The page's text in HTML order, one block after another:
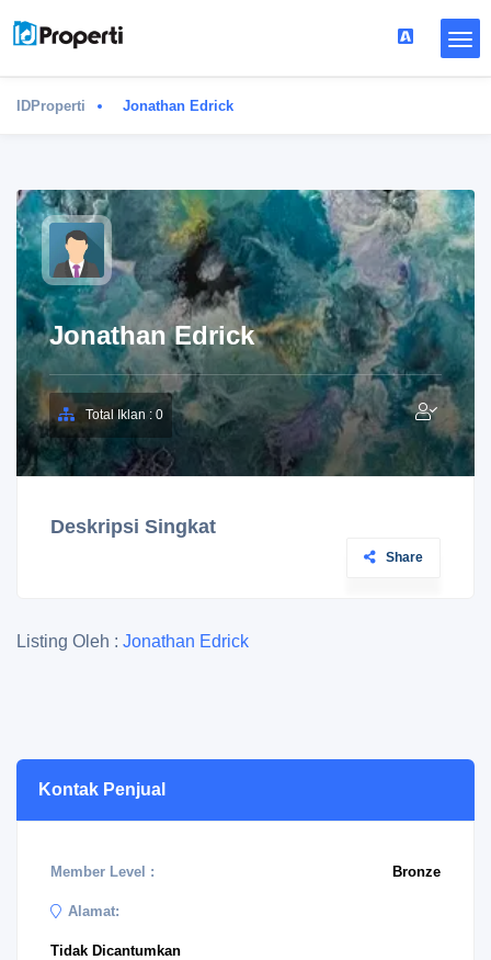
IDProperti Jonathan Edrick
Jonathan Edrick
Total Iklan : 0
Deskripsi Singkat
Share
Listing Oleh : Jonathan Edrick
Kontak Penjual
Member Level : Bronze
Alamat:
Tidak Dicantumkan